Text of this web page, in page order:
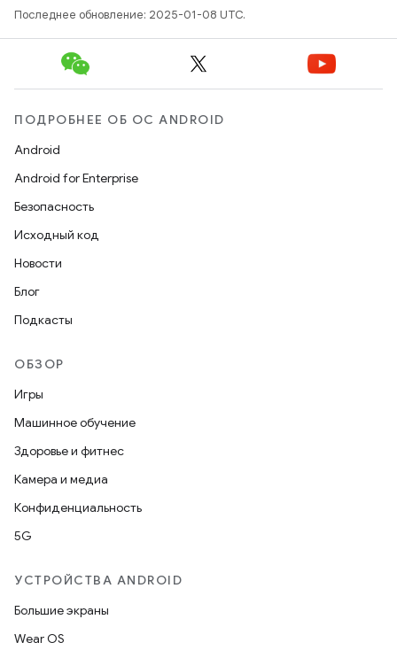
Последнее обновление: 2025-01-08 UTC.
ПОДРОБНЕЕ ОБ ОС ANDROID
Android
Android for Enterprise
Безопасность
Исходный код
Новости
Блог
Подкасты
ОБЗОР
Игры
Машинное обучение
Здоровье и фитнес
Камера и медиа
Конфиденциальность
5G
УСТРОЙСТВА ANDROID
Большие экраны
Wear OS